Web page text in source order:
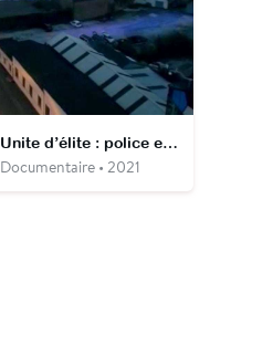
Unite d’élite : police en action
Documentaire • 2021